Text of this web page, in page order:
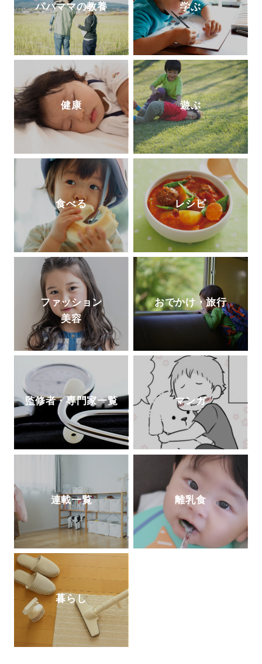
パパママの教養 学ぶ
健康 遊ぶ
食べる レシピ
ファッション
美容
おでかけ・旅行
監修者・専門家一覧 マンガ
連載一覧 離乳食
暮らし